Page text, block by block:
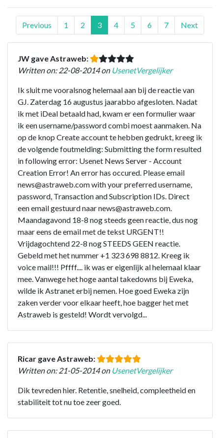
Previous 1 2 3 4 5 6 7 Next
JW gave Astraweb:
Written on: 22-08-2014 on UsenetVergelijker
Ik sluit me vooralsnog helemaal aan bij de reactie van
GJ. Zaterdag 16 augustus jaarabbo afgesloten. Nadat
ik met iDeal betaald had, kwam er een formulier waar
ik een username/password combi moest aanmaken. Na
op de knop Create account te hebben gedrukt, kreeg ik
de volgende foutmelding: Submitting the form resulted
in following error: Usenet News Server - Account
Creation Error! An error has occured. Please email
news@astraweb.com with your preferred username,
password, Transaction and Subscription IDs. Direct
een email gestuurd naar news@astraweb.com.
Maandagavond 18-8 nog steeds geen reactie, dus nog
maar eens de email met de tekst URGENT!!
Vrijdagochtend 22-8 nog STEEDS GEEN reactie.
Gebeld met het nummer +1 323 698 8812. Kreeg ik
voice mail!!! Pffff.... ik was er eigenlijk al helemaal klaar
mee. Vanwege het hoge aantal takedowns bij Eweka,
wilde ik Astranet erbij nemen. Hoe goed Eweka zijn
zaken verder voor elkaar heeft, hoe bagger het met
Astraweb is gesteld! Wordt vervolgd...
Ricar gave Astraweb:
Written on: 21-05-2014 on UsenetVergelijker
Dik tevreden hier. Retentie, snelheid, compleetheid en
stabiliteit tot nu toe zeer goed.